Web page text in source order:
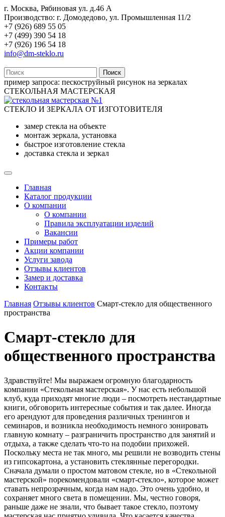
г. Москва, Рябиновая ул. д.46 А
Производство: г. Домодедово, ул. Промышленная 11/2
+7 (926) 689 55 05
+7 (499) 390 54 18
+7 (926) 196 54 18
info@dm-steklo.ru
Поиск
пример запроса: пескоструйный рисунок на зеркалах
СТЕКОЛЬНАЯ МАСТЕРСКАЯ
СТЕКЛО И ЗЕРКАЛА ОТ ИЗГОТОВИТЕЛЯ
замер стекла на объекте
монтаж зеркала, установка
быстрое изготовление стекла
доставка стекла и зеркал
Главная
Каталог продукции
О компании
О компании
Правила эксплуатации изделий
Вакансии
Примеры работ
Акции компании
Услуги завода
Отзывы клиентов
Замер и доставка
Контакты
Главная Отзывы клиентов Смарт-стекло для общественного
пространства
Смарт-стекло для
общественного пространства
Здравствуйте! Мы выражаем огромную благодарность
компании «Стекольная мастерская». У нас есть небольшой
клуб, куда приходят многие люди – посмотреть нестандартные
книги, обговорить интересные события и так далее. Иногда
его арендуют для проведения различных тренингов и
семинаров, и возникла необходимость немного зонировать
главную комнату – разграничить пространство для занятий и
отдыха, а также сделать что-то на подобии прихожей.
Поскольку места не так много, мы решили не возводить стены
из гипсокартона, а установить стеклянные перегородки.
Сначала думали о простом матовом стекле, но в «Стекольной
мастерской» порекомендовали «смарт-стекло», которое может
ставать непрозрачным, когда нам надо. Это очень удобно, и
сохраняет много света в помещении. Мы, честно говоря,
раньше даже не знали, что бывает такое стекло, поэтому